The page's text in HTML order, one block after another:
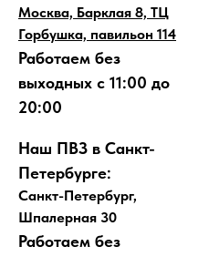
Москва, Барклая 8, ТЦ
Горбушка, павильон 114
Работаем без
выходных с 11:00 до
20:00
Наш ПВЗ в Санкт-
Петербурге:
Санкт-Петербург,
Шпалерная 30
Работаем без